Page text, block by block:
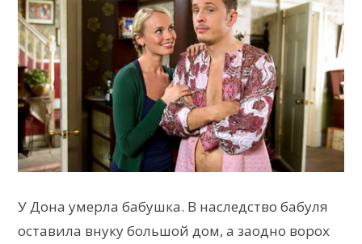
У Дона умерла бабушка. В наследство бабуля
оставила внуку большой дом, а заодно ворох